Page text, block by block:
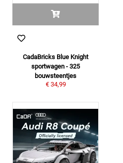
CadaBricks Blue Knight
sportwagen - 325
bouwsteentjes
€ 34,99